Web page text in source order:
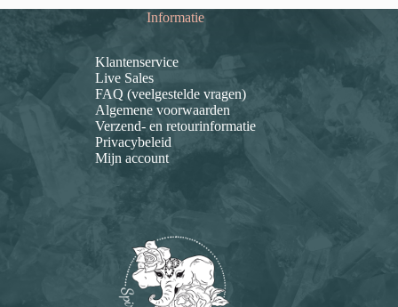
Informatie
Klantenservice
Live Sales
FAQ (veelgestelde vragen)
Algemene voorwaarden
Verzend- en retourinformatie
Privacybeleid
Mijn account